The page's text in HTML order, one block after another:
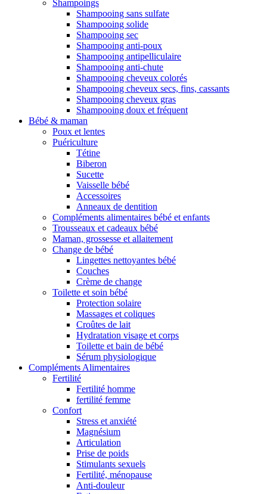
Shampoings
Shampooing sans sulfate
Shampooing solide
Shampooing sec
Shampooing anti-poux
Shampooing antipelliculaire
Shampooing anti-chute
Shampooing cheveux colorés
Shampooing cheveux secs, fins, cassants
Shampooing cheveux gras
Shampooing doux et fréquent
Bébé & maman
Poux et lentes
Puériculture
Tétine
Biberon
Sucette
Vaisselle bébé
Accessoires
Anneaux de dentition
Compléments alimentaires bébé et enfants
Trousseaux et cadeaux bébé
Maman, grossesse et allaitement
Change de bébé
Lingettes nettoyantes bébé
Couches
Crème de change
Toilette et soin bébé
Protection solaire
Massages et coliques
Croûtes de lait
Hydratation visage et corps
Toilette et bain de bébé
Sérum physiologique
Compléments Alimentaires
Fertilité
Fertilité homme
fertilité femme
Confort
Stress et anxiété
Magnésium
Articulation
Prise de poids
Stimulants sexuels
Fertilité, ménopause
Anti-douleur